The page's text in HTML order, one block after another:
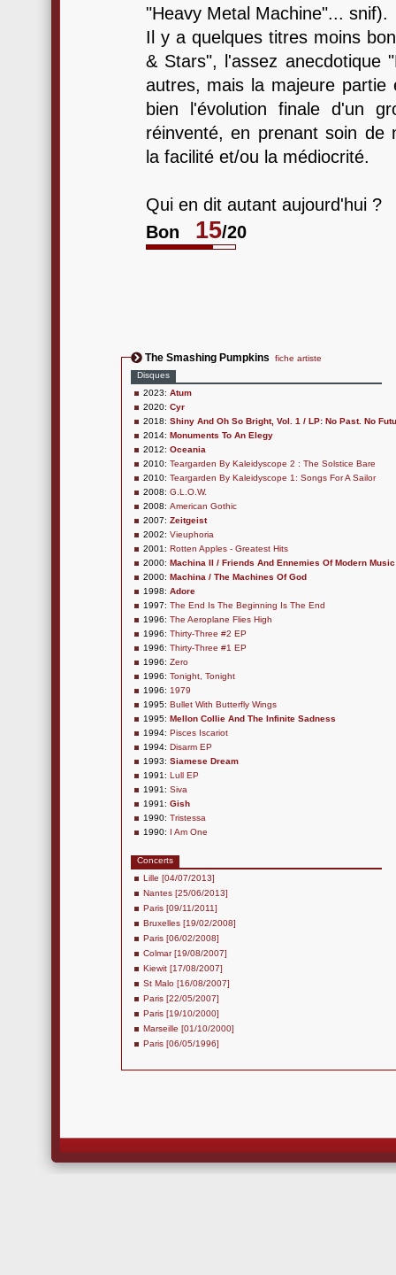
"Heavy Metal Machine"... snif).
Il y a quelques titres moins
& Stars", l'assez anecdotique
autres, mais la majeure partie
bien l'évolution finale d'un
réinventé, en prenant soin de
la facilité et/ou la médiocrité.
Qui en dit autant aujourd'hui ?
Bon
15/20
The Smashing Pumpkins
fiche artiste
Disques
2023: Atum
2020: Cyr
2018: Shiny And Oh So Bright, Vol. 1 / LP: No Past. No
2014: Monuments To An Elegy
2012: Oceania
2010: Teargarden By Kaleidyscope 2 : The Solstice Bare
2010: Teargarden By Kaleidyscope 1: Songs For A Sailor
2008: G.L.O.W.
2008: American Gothic
2007: Zeitgeist
2002: Vieuphoria
2001: Rotten Apples - Greatest Hits
2000: Machina II / Friends And Ennemies Of Modern Music
2000: Machina / The Machines Of God
1998: Adore
1997: The End Is The Beginning Is The End
1996: The Aeroplane Flies High
1996: Thirty-Three #2 EP
1996: Thirty-Three #1 EP
1996: Zero
1996: Tonight, Tonight
1996: 1979
1995: Bullet With Butterfly Wings
1995: Mellon Collie And The Infinite Sadness
1994: Pisces Iscariot
1994: Disarm EP
1993: Siamese Dream
1991: Lull EP
1991: Siva
1991: Gish
1990: Tristessa
1990: I Am One
Concerts
Lille [04/07/2013]
Nantes [25/06/2013]
Paris [09/11/2011]
Bruxelles [19/02/2008]
Paris [06/02/2008]
Colmar [19/08/2007]
Kiewit [17/08/2007]
St Malo [16/08/2007]
Paris [22/05/2007]
Paris [19/10/2000]
Marseille [01/10/2000]
Paris [06/05/1996]